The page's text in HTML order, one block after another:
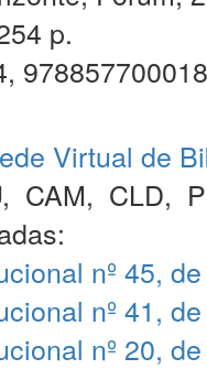
p.
Virtual de
, CAM, CLD,
nº 45,
nº 41,
nº 20,